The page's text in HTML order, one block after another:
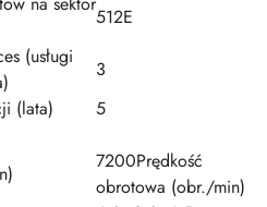
512E
(usługi
3
(lata)
5
7200Prędkość
obrotowa (obr./min)